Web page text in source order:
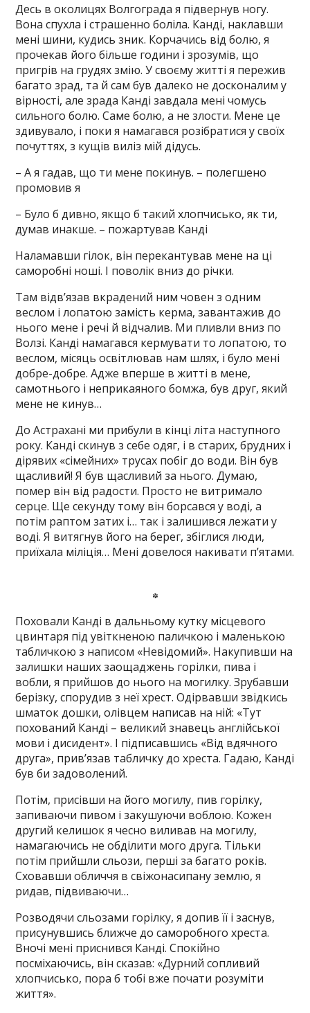
Десь в околицях Волгограда я підвернув ногу.
Вона спухла і страшенно боліла. Канді, наклавши
мені шини, кудись зник. Корчачись від болю, я
прочекав його більше години і зрозумів, що
пригрів на грудях змію. У своєму житті я пережив
багато зрад, та й сам був далеко не досконалим у
вірності, але зрада Канді завдала мені чомусь
сильного болю. Саме болю, а не злости. Мене це
здивувало, і поки я намагався розібратися у своїх
почуттях, з кущів виліз мій дідусь.
– А я гадав, що ти мене покинув. – полегшено
промовив я
– Було б дивно, якщо б такий хлопчисько, як ти,
думав инакше. – пожартував Канді
Наламавши гілок, він перекантував мене на ці
саморобні ноші. І поволік вниз до річки.
Там відв’язав вкрадений ним човен з одним
веслом і лопатою замість керма, завантажив до
нього мене і речі й відчалив. Ми пливли вниз по
Волзі. Канді намагався кермувати то лопатою, то
веслом, місяць освітлював нам шлях, і було мені
добре-добре. Адже вперше в житті в мене,
самотнього і неприкаяного бомжа, був друг, який
мене не кинув…
До Астрахані ми прибули в кінці літа наступного
року. Канді скинув з себе одяг, і в старих, брудних і
дірявих «сімейних» трусах побіг до води. Він був
щасливий! Я був щасливий за нього. Думаю,
помер він від радости. Просто не витримало
серце. Ще секунду тому він борсався у воді, а
потім раптом затих і… так і залишився лежати у
воді. Я витягнув його на берег, збіглися люди,
приїхала міліція… Мені довелося накивати п’ятами.
*
Поховали Канді в дальньому кутку місцевого
цвинтаря під увіткненою паличкою і маленькою
табличкою з написом «Невідомий». Накупивши на
залишки наших заощаджень горілки, пива і
вобли, я прийшов до нього на могилку. Зрубавши
берізку, спорудив з неї хрест. Одірвавши звідкись
шматок дошки, олівцем написав на ній: «Тут
похований Канді – великий знавець англійської
мови і дисидент». І підписавшись «Від вдячного
друга», прив’язав табличку до хреста. Гадаю, Канді
був би задоволений.
Потім, присівши на його могилу, пив горілку,
запиваючи пивом і закушуючи воблою. Кожен
другий келишок я чесно виливав на могилу,
намагаючись не обділити мого друга. Тільки
потім прийшли сльози, перші за багато років.
Сховавши обличчя в свіжонасипану землю, я
ридав, підвиваючи…
Розводячи сльозами горілку, я допив її і заснув,
присунувшись ближче до саморобного хреста.
Вночі мені приснився Канді. Спокійно
посміхаючись, він сказав: «Дурний сопливий
хлопчисько, пора б тобі вже почати розуміти
життя».